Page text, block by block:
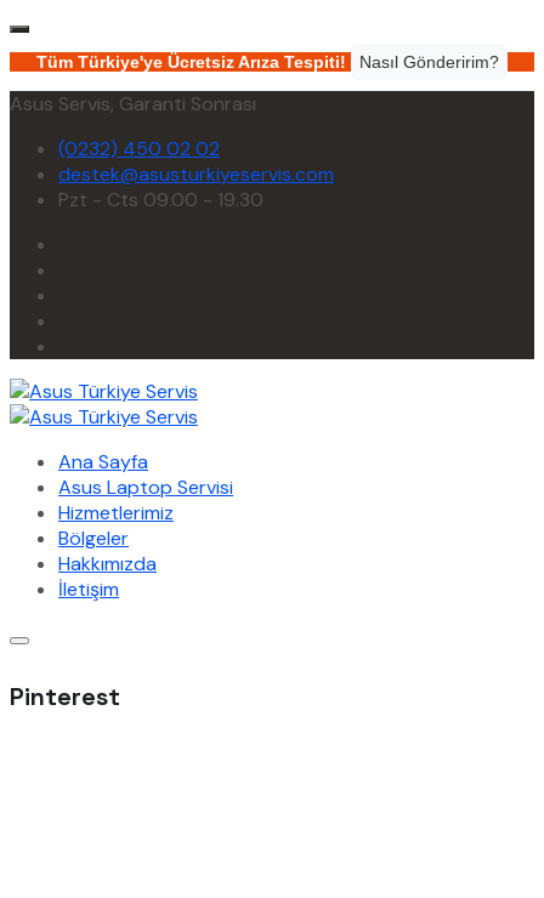
Tüm Türkiye'ye Ücretsiz Arıza Tespiti! Nasıl Gönderirim?
Asus Servis, Garanti Sonrası
(0232) 450 02 02
destek@asusturkiyeservis.com
Pzt - Cts 09.00 - 19.30
Ana Sayfa
Asus Laptop Servisi
Hizmetlerimiz
Bölgeler
Hakkımızda
İletişim
Pinterest